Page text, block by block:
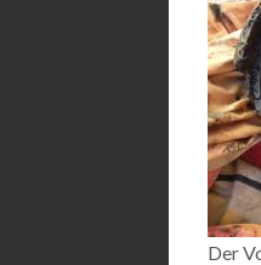
Der